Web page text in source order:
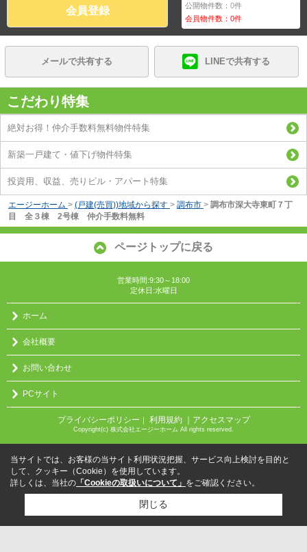
会員登録 公開物件数：0件
会員物件数：0件
メールで共有する LINEで共有する
こだわり特集
絶対お得！仲介手数料無料物件特集
新築一戸建て・値下げ物件特集
投資用、収益、売りビル・アパート特集
エージーホーム > (戸建(売買))地域から探す > 調布市 > 調布市深大寺東町７丁
目 全３棟 2号棟 仲介手数料無料
ページトップに戻る
営業時間:9:30～18:00
定休日:水曜日
ホーム
会社概要
お問い合わせ
PCサイト
プライバシーポリシー ｜ 利用規約 ｜アクセスマップ
Copyright(c) 株式会社エージーホーム All rights reserved.
当サイトでは、お客様の当サイト利用状況把握、サービス向上検討を目的と
して、クッキー（Cookie）を使用しています。
詳しくは、当社の 「Cookieの取扱いについて」 をご確認ください。
閉じる